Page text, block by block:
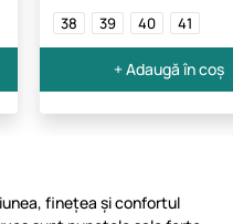
38 39 40 41
+ Adaugă în coș
finețea și confortul